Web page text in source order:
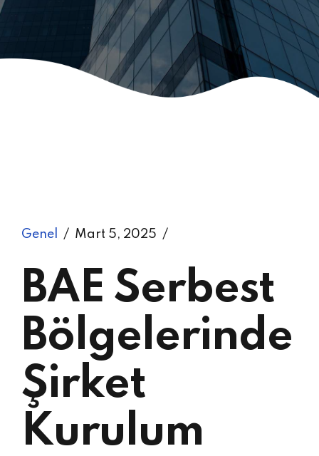
Genel Mart 5, 2025
BAE Serbest
Bölgelerinde
Şirket
Kurulum